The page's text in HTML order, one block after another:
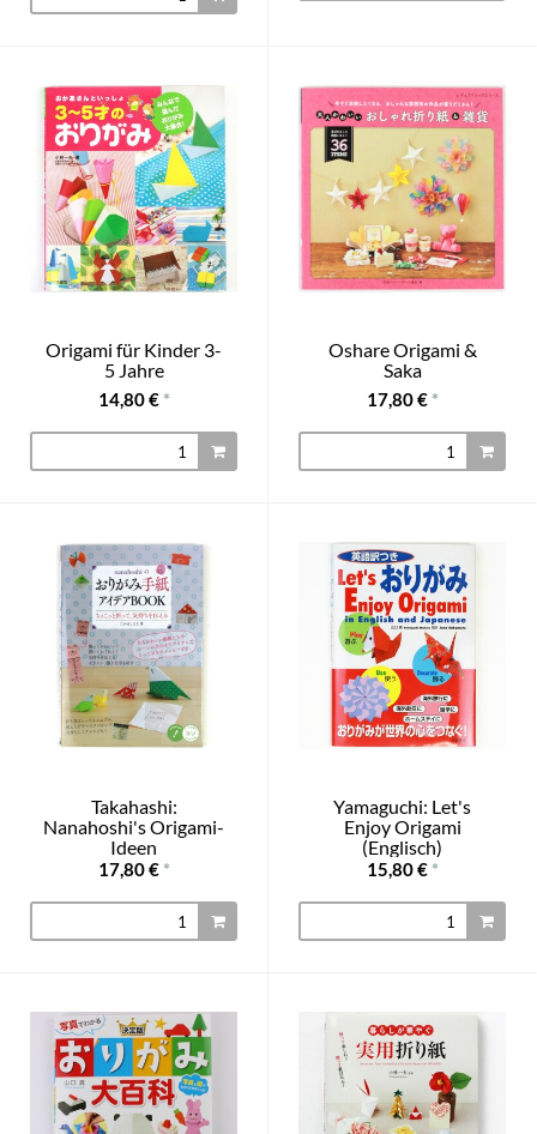
Origami für Kinder 3-
5 Jahre
14,80 € *
Oshare Origami &
Saka
17,80 € *
Takahashi:
Nanahoshi's Origami-
Ideen
17,80 € *
Yamaguchi: Let's
Enjoy Origami
(Englisch)
15,80 € *